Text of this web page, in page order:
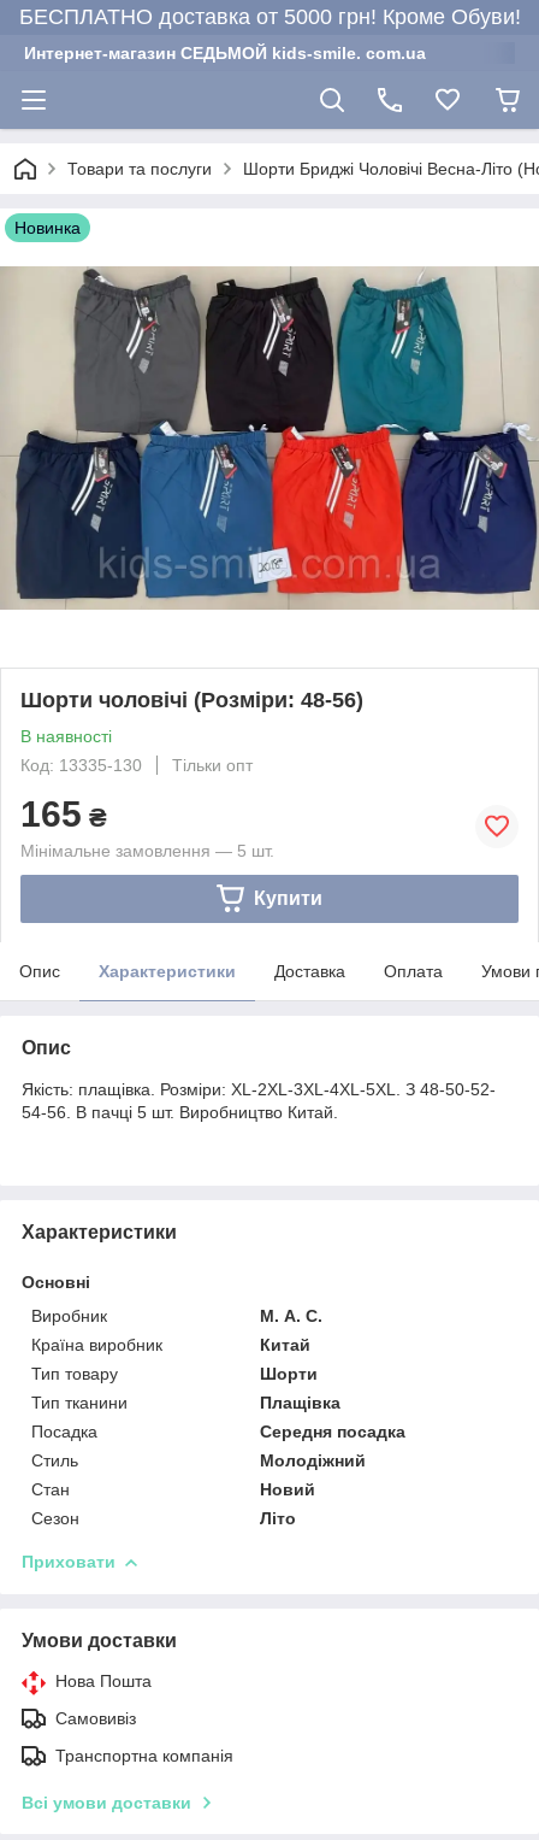
БЕСПЛАТНО доставка от 5000 грн! Кроме Обуви!
Интернет-магазин СЕДЬМОЙ kids-smile. com.ua
Товари та послуги Шорти Бриджі Чоловічі Весна-Літо
Новинка
Шорти чоловічі (Розміри: 48-56)
В наявності
Код: 13335-130
Тільки опт
165 ₴
Мінімальне замовлення — 5 шт.
Купити
Опис Характеристики Доставка Оплата Умови
Опис
Якість: плащівка. Розміри: XL-2XL-3XL-4XL-5XL. З 48-50-52-
54-56. В пачці 5 шт. Виробництво Китай.
Характеристики
Основні
Виробник
М. А. С.
Країна виробник
Китай
Тип товару
Шорти
Тип тканини
Плащівка
Посадка
Середня посадка
Стиль
Молодіжний
Стан
Новий
Сезон
Літо
Приховати
Умови доставки
Нова Пошта
Самовивіз
Транспортна компанія
Всі умови доставки